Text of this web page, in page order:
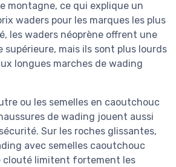
montagne, ce qui explique un
waders pour les marques les plus
les waders néoprène offrent une
mais ils sont plus lourds
longues marches de wading
ou les semelles en caoutchouc
de wading jouent aussi
Sur les roches glissantes,
avec semelles caoutchouc
clouté limitent fortement les